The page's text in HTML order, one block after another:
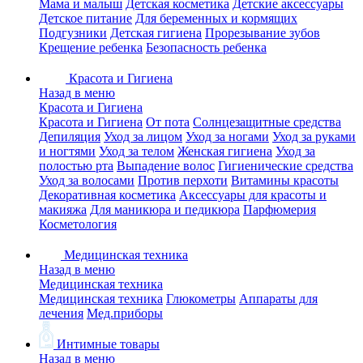
Мама и малыш Детская косметика Детские аксессуары
Детское питание Для беременных и кормящих
Подгузники Детская гигиена Прорезывание зубов
Крещение ребенка Безопасность ребенка
Красота и Гигиена
Назад в меню
Красота и Гигиена
Красота и Гигиена От пота Солнцезащитные средства
Депиляция Уход за лицом Уход за ногами Уход за руками
и ногтями Уход за телом Женская гигиена Уход за
полостью рта Выпадение волос Гигиенические средства
Уход за волосами Против перхоти Витамины красоты
Декоративная косметика Аксессуары для красоты и
макияжа Для маникюра и педикюра Парфюмерия
Косметология
Медицинская техника
Назад в меню
Медицинская техника
Медицинская техника Глюкометры Аппараты для
лечения Мед.приборы
Интимные товары
Назад в меню